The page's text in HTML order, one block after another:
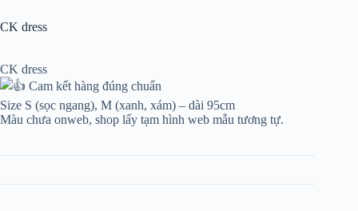
CK dress
CK dress
Cam kết hàng đúng chuẩn
Size S (sọc ngang), M (xanh, xám) – dài 95cm
Màu chưa onweb, shop lấy tạm hình web mẫu tương tự.